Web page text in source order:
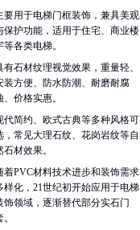
要用于电梯门框装饰，兼具美观
保护功能，适用于住宅、商业楼
等各类电梯。
有石材纹理视觉效果，重量轻、
装方便、防水防潮、耐磨耐腐
、价格实惠。
代简约、欧式古典等多种风格可
，常见大理石纹、花岗岩纹等自
石材效果。
着PVC材料技术进步和装饰需求
样化，21世纪初开始应用于电梯
饰领域，逐渐替代部分实石门